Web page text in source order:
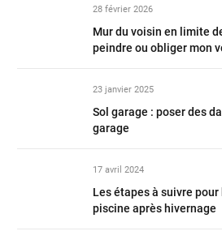
28 février 2026
Mur du voisin en limite
peindre ou obliger mon
23 janvier 2025
Sol garage : poser des
garage
17 avril 2024
Les étapes à suivre
piscine après hivernage